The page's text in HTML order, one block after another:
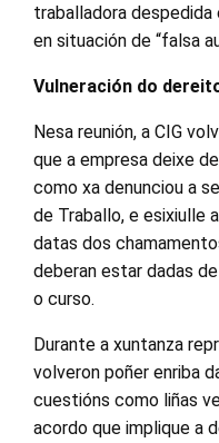
traballadora despedida
en situación de “falsa
Vulneración do
Nesa reunión, a CIG
que a empresa deixe
como xa denunciou a
de Traballo, e esixiulle
datas dos
deberan estar dadas
o curso.
Durante a xuntanza
volveron poñer enriba
cuestións como liñas
acordo que implique a